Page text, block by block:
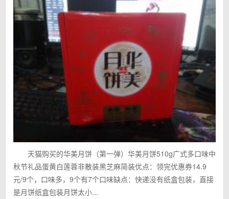
天猫购买的华美月饼（第一弹）华美月饼510g广式多口味中
秋节礼品蛋黄白莲蓉非散装黑芝麻简装优点：领完优惠券14.9
元/9个，口味多，9个有7个口味缺点：快递没有纸盒包装，直接
是月饼纸盒包装月饼太小...